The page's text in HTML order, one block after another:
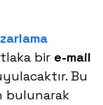
bir e-mail
Bu
bulunarak